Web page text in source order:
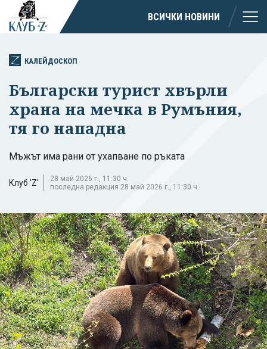
ВСИЧКИ НОВИНИ
КАЛЕЙДОСКОП
Български турист хвърли
храна на мечка в Румъния,
тя го нападна
Мъжът има рани от ухапване по ръката
Клуб 'Z'
28 май 2026 г., 11:30 ч.
последна редакция 28 май 2026 г., 11:30 ч.